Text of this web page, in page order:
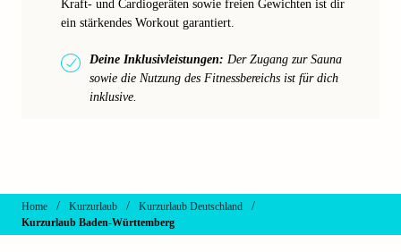
Kraft- und Cardiogeräten sowie freien Gewichten ist dir
ein stärkendes Workout garantiert.
Deine Inklusivleistungen: Der Zugang zur Sauna
sowie die Nutzung des Fitnessbereichs ist für dich
inklusive.
Home / Kurzurlaub / Kurzurlaub Deutschland /
Kurzurlaub Baden-Württemberg